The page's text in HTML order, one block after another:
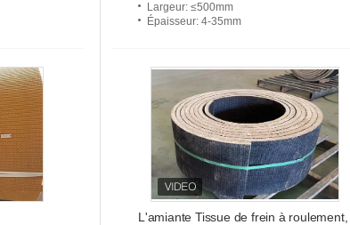
Largeur: ≤500mm
Épaisseur: 4-35mm
L'amiante Tissue de frein à roulement,